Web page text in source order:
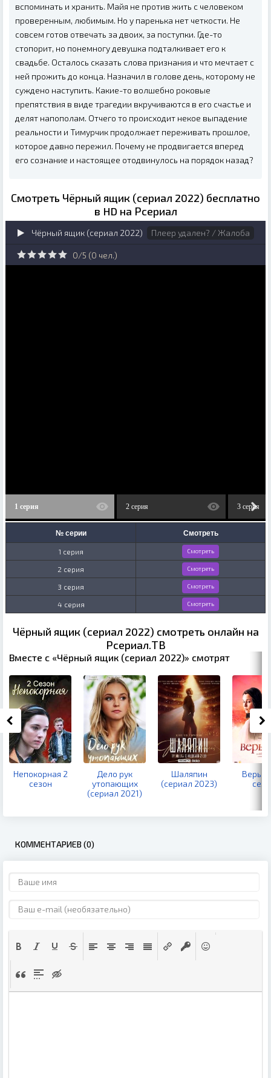
вспоминать и хранить. Майя не против жить с человеком
проверенным, любимым. Но у паренька нет четкости. Не
совсем готов отвечать за двоих, за поступки. Где-то
стопорит, но понемногу девушка подталкивает его к
свадьбе. Осталось сказать слова признания и что мечтает с
ней прожить до конца. Назначил в голове день, которому не
суждено наступить. Какие-то волшебно роковые
препятствия в виде трагедии вкручиваются в его счастье и
делят напополам. Отчего то происходит некое выпадение
реальности и Тимурчик продолжает переживать прошлое,
которое давно пережил. Почему не продвигается вперед
его сознание и настоящее отодвинулось на порядок назад?
Смотреть Чёрный ящик (сериал 2022) бесплатно
в HD на Рсериал
Чёрный ящик (сериал 2022) Плеер удален? / Жалоба
0/5 (0 чел.)
1 серия 2 серия 3 серия
№ серии Смотреть
1 серия Смотреть
2 серия Смотреть
3 серия Смотреть
4 серия Смотреть
Чёрный ящик (сериал 2022) смотреть онлайн на
Рсериал.ТВ
Вместе с «Чёрный ящик (сериал 2022)» смотрят
Непокорная 2
сезон
Дело рук
утопающих
(сериал 2021)
Шаляпин
(сериал 2023)
Верь
КОММЕНТАРИЕВ (0)